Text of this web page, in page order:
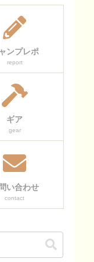
ンプレポ
report
ギア
gear
い合わせ
contact